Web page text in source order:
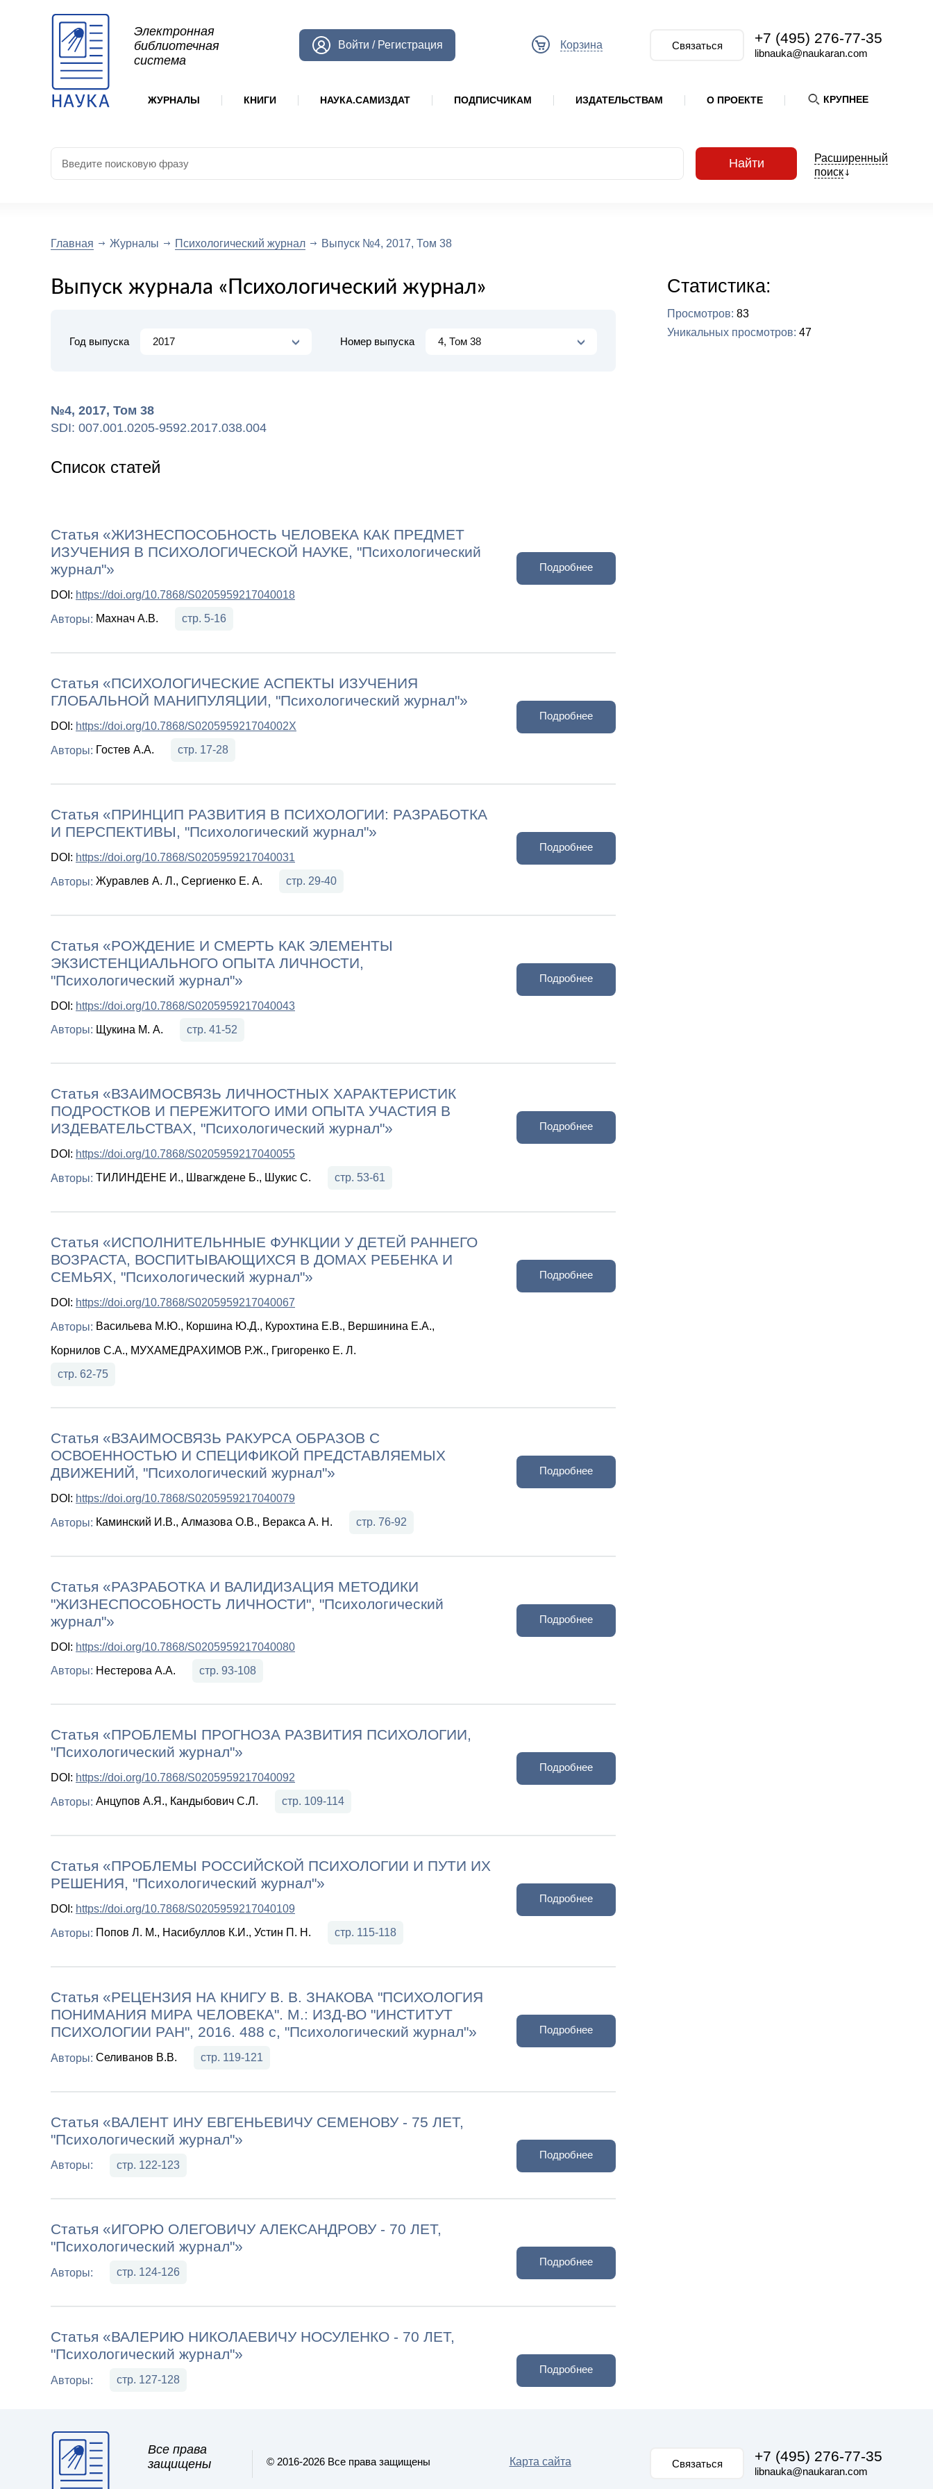
Электронная
библиотечная
система
Войти / Регистрация Корзина Связаться +7 (495) 276-77-35
libnauka@naukaran.com
ЖУРНАЛЫ КНИГИ НАУКА.САМИЗДАТ ПОДПИСЧИКАМ ИЗДАТЕЛЬСТВАМ О ПРОЕКТЕ КРУПНЕЕ
Расширенный
поиск
Найти
Главная Журналы Психологический журнал Выпуск №4, 2017, Том 38
Выпуск журнала «Психологический журнал»
Год выпуска 2017 Номер выпуска 4, Том 38
№4, 2017, Том 38
SDI: 007.001.0205-9592.2017.038.004
Список статей
Статья «ЖИЗНЕСПОСОБНОСТЬ ЧЕЛОВЕКА КАК ПРЕДМЕТ
ИЗУЧЕНИЯ В ПСИХОЛОГИЧЕСКОЙ НАУКЕ, "Психологический
журнал"»
DOI: https://doi.org/10.7868/S0205959217040018
Авторы: Махнач А.В. стр. 5-16
Подробнее
Статья «ПСИХОЛОГИЧЕСКИЕ АСПЕКТЫ ИЗУЧЕНИЯ
ГЛОБАЛЬНОЙ МАНИПУЛЯЦИИ, "Психологический журнал"»
DOI: https://doi.org/10.7868/S020595921704002X
Авторы: Гостев А.А. стр. 17-28
Подробнее
Статья «ПРИНЦИП РАЗВИТИЯ В ПСИХОЛОГИИ: РАЗРАБОТКА
И ПЕРСПЕКТИВЫ, "Психологический журнал"»
DOI: https://doi.org/10.7868/S0205959217040031
Авторы: Журавлев А. Л., Сергиенко Е. А. стр. 29-40
Подробнее
Статья «РОЖДЕНИЕ И СМЕРТЬ КАК ЭЛЕМЕНТЫ
ЭКЗИСТЕНЦИАЛЬНОГО ОПЫТА ЛИЧНОСТИ,
"Психологический журнал"»
DOI: https://doi.org/10.7868/S0205959217040043
Авторы: Щукина М. А. стр. 41-52
Подробнее
Статья «ВЗАИМОСВЯЗЬ ЛИЧНОСТНЫХ ХАРАКТЕРИСТИК
ПОДРОСТКОВ И ПЕРЕЖИТОГО ИМИ ОПЫТА УЧАСТИЯ В
ИЗДЕВАТЕЛЬСТВАХ, "Психологический журнал"»
DOI: https://doi.org/10.7868/S0205959217040055
Авторы: ТИЛИНДЕНЕ И., Швагждене Б., Шукис С. стр. 53-61
Подробнее
Статья «ИСПОЛНИТЕЛЬННЫЕ ФУНКЦИИ У ДЕТЕЙ РАННЕГО
ВОЗРАСТА, ВОСПИТЫВАЮЩИХСЯ В ДОМАХ РЕБЕНКА И
СЕМЬЯХ, "Психологический журнал"»
DOI: https://doi.org/10.7868/S0205959217040067
Авторы: Васильева М.Ю., Коршина Ю.Д., Курохтина Е.В., Вершинина Е.А.,
Корнилов С.А., МУХАМЕДРАХИМОВ Р.Ж., Григоренко Е. Л.
стр. 62-75
Подробнее
Статья «ВЗАИМОСВЯЗЬ РАКУРСА ОБРАЗОВ С
ОСВОЕННОСТЬЮ И СПЕЦИФИКОЙ ПРЕДСТАВЛЯЕМЫХ
ДВИЖЕНИЙ, "Психологический журнал"»
DOI: https://doi.org/10.7868/S0205959217040079
Авторы: Каминский И.В., Алмазова О.В., Веракса А. Н. стр. 76-92
Подробнее
Статья «РАЗРАБОТКА И ВАЛИДИЗАЦИЯ МЕТОДИКИ
"ЖИЗНЕСПОСОБНОСТЬ ЛИЧНОСТИ", "Психологический
журнал"»
DOI: https://doi.org/10.7868/S0205959217040080
Авторы: Нестерова А.А. стр. 93-108
Подробнее
Статья «ПРОБЛЕМЫ ПРОГНОЗА РАЗВИТИЯ ПСИХОЛОГИИ,
"Психологический журнал"»
DOI: https://doi.org/10.7868/S0205959217040092
Авторы: Анцупов А.Я., Кандыбович С.Л. стр. 109-114
Подробнее
Статья «ПРОБЛЕМЫ РОССИЙСКОЙ ПСИХОЛОГИИ И ПУТИ ИХ
РЕШЕНИЯ, "Психологический журнал"»
DOI: https://doi.org/10.7868/S0205959217040109
Авторы: Попов Л. М., Насибуллов К.И., Устин П. Н. стр. 115-118
Подробнее
Статья «РЕЦЕНЗИЯ НА КНИГУ В. В. ЗНАКОВА "ПСИХОЛОГИЯ
ПОНИМАНИЯ МИРА ЧЕЛОВЕКА". М.: ИЗД-ВО "ИНСТИТУТ
ПСИХОЛОГИИ РАН", 2016. 488 с, "Психологический журнал"»
Авторы: Селиванов В.В. стр. 119-121
Подробнее
Статья «ВАЛЕНТ ИНУ ЕВГЕНЬЕВИЧУ СЕМЕНОВУ - 75 ЛЕТ,
"Психологический журнал"»
Авторы: стр. 122-123
Подробнее
Статья «ИГОРЮ ОЛЕГОВИЧУ АЛЕКСАНДРОВУ - 70 ЛЕТ,
"Психологический журнал"»
Авторы: стр. 124-126
Подробнее
Статья «ВАЛЕРИЮ НИКОЛАЕВИЧУ НОСУЛЕНКО - 70 ЛЕТ,
"Психологический журнал"»
Авторы: стр. 127-128
Подробнее
Статистика:
Просмотров 83
Уникальных просмотров 47
Все права
защищены
© 2016-2026 Все права защищены Карта сайта Связаться +7 (495) 276-77-35
libnauka@naukaran.com